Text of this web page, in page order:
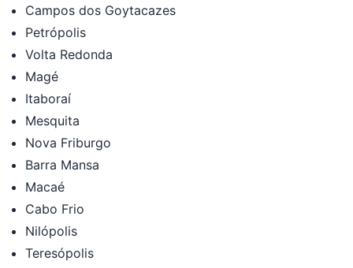
Campos dos Goytacazes
Petrópolis
Volta Redonda
Magé
Itaboraí
Mesquita
Nova Friburgo
Barra Mansa
Macaé
Cabo Frio
Nilópolis
Teresópolis